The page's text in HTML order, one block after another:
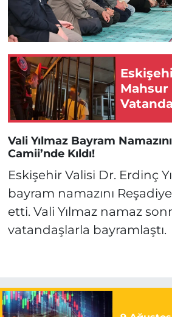
Mahsur
Vali Yılmaz Bayram
Camii’nde Kıldı!
Eskişehir Valisi Dr. Erdinç
bayram namazını
etti. Vali Yılmaz namaz
vatandaşlarla bayramlaştı.